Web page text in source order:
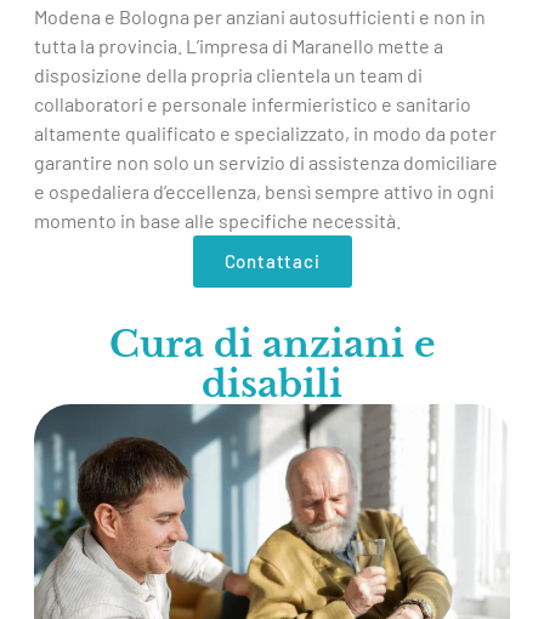
Modena e Bologna per anziani autosufficienti e non in
tutta la provincia. L’impresa di Maranello mette a
disposizione della propria clientela un team di
collaboratori e personale infermieristico e sanitario
altamente qualificato e specializzato, in modo da poter
garantire non solo un servizio di assistenza domiciliare
e ospedaliera d’eccellenza, bensì sempre attivo in ogni
momento in base alle specifiche necessità.
Contattaci
Cura di anziani e
disabili